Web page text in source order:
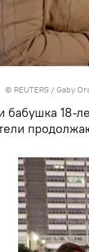
© REUTERS / Gaby
бабушка 18-